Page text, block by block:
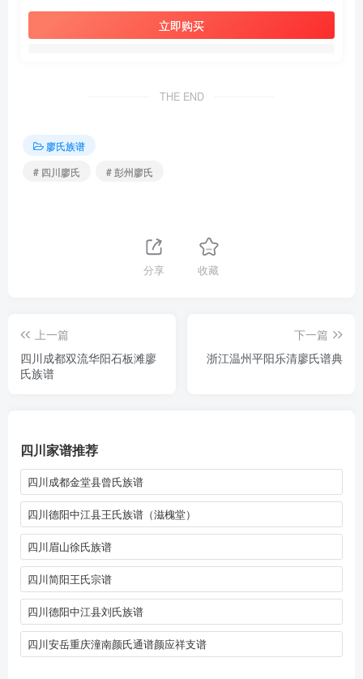
立即购买
THE END
廖氏族谱
# 四川廖氏
# 彭州廖氏
分享 收藏
上一篇
四川成都双流华阳石板滩廖
氏族谱
下一篇
浙江温州平阳乐清廖氏谱典
四川家谱推荐
四川成都金堂县曾氏族谱
四川德阳中江县王氏族谱（滋槐堂）
四川眉山徐氏族谱
四川简阳王氏宗谱
四川德阳中江县刘氏族谱
四川安岳重庆潼南颜氏通谱颜应祥支谱